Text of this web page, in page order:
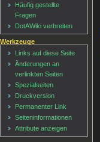
Häufig gestellte
Fragen
DotAWiki verbreiten
Werkzeuge
Links auf diese Seite
Änderungen an
verlinkten Seiten
Spezialseiten
Druckversion
Permanenter Link
Seiten­informationen
Attribute anzeigen